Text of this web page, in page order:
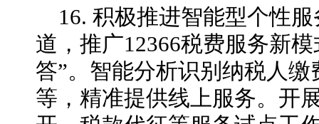
16. 积极推进智能型个性
道，推广12366税费服务新
答”。智能分析识别纳税人
等，精准提供线上服务。开